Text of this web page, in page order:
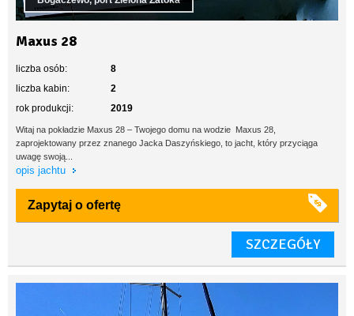
Maxus 28
liczba osób:
8
liczba kabin:
2
rok produkcji:
2019
Witaj na pokładzie Maxus 28 – Twojego domu na wodzie Maxus 28,
zaprojektowany przez znanego Jacka Daszyńskiego, to jacht, który przyciąga
uwagę swoją...
opis jachtu
Zapytaj o ofertę
SZCZEGÓŁY